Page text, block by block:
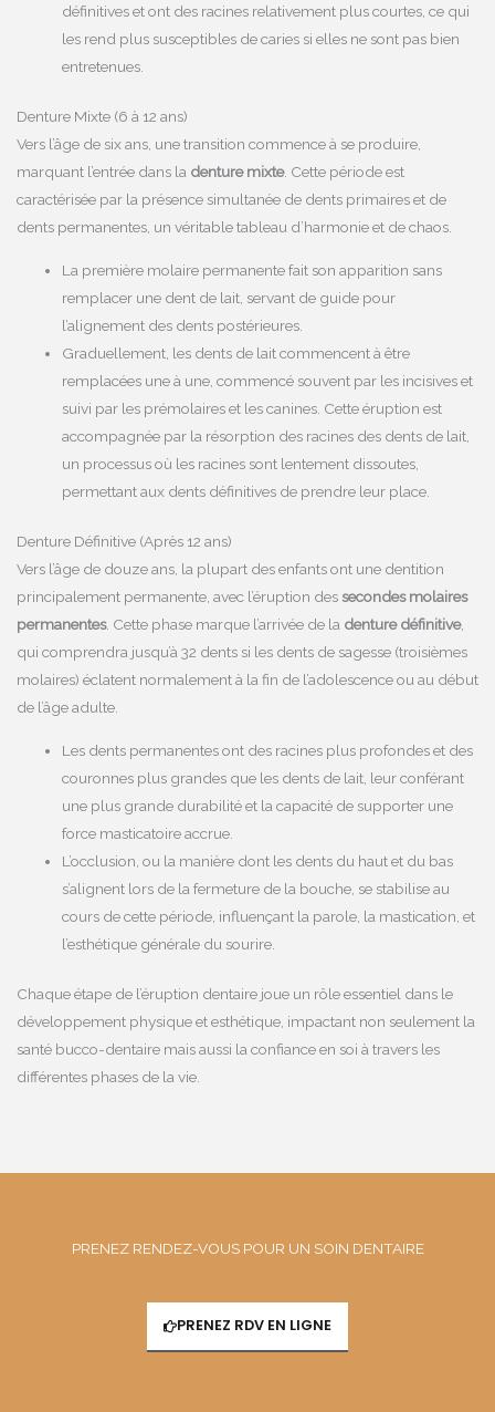
définitives et ont des racines relativement plus courtes, ce qui
les rend plus susceptibles de caries si elles ne sont pas bien
entretenues.
Denture Mixte (6 à 12 ans)
Vers l’âge de six ans, une transition commence à se produire,
marquant l’entrée dans la denture mixte. Cette période est
caractérisée par la présence simultanée de dents primaires et de
dents permanentes, un véritable tableau d’harmonie et de chaos.
La première molaire permanente fait son apparition sans
remplacer une dent de lait, servant de guide pour
l’alignement des dents postérieures.
Graduellement, les dents de lait commencent à être
remplacées une à une, commencé souvent par les incisives et
suivi par les prémolaires et les canines. Cette éruption est
accompagnée par la résorption des racines des dents de lait,
un processus où les racines sont lentement dissoutes,
permettant aux dents définitives de prendre leur place.
Denture Définitive (Après 12 ans)
Vers l’âge de douze ans, la plupart des enfants ont une dentition
principalement permanente, avec l’éruption dessecondes molaires
permanentes. Cette phase marque l’arrivée de la denture définitive,
qui comprendra jusqu’à 32 dents si les dents de sagesse (troisièmes
molaires) éclatent normalement à la fin de l’adolescence ou au début
de l’âge adulte.
Les dents permanentes ont des racines plus profondes et des
couronnes plus grandes que les dents de lait, leur conférant
une plus grande durabilité et la capacité de supporter une
force masticatoire accrue.
L’occlusion, ou la manière dont les dents du haut et du bas
s’alignent lors de la fermeture de la bouche, se stabilise au
cours de cette période, influençant la parole, la mastication, et
l’esthétique générale du sourire.
Chaque étape de l’éruption dentaire joue un rôle essentiel dans le
développement physique et esthétique, impactant non seulement la
santé bucco-dentaire mais aussi la confiance en soi à travers les
différentes phases de la vie.
PRENEZ RENDEZ-VOUS POUR UN SOIN DENTAIRE
PRENEZ RDV EN LIGNE